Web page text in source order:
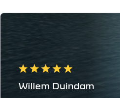
Willem Duindam